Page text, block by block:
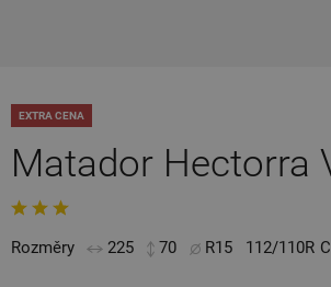
EXTRA CENA
Matador Hectorra
Rozměry 225 70 R15 112/110R C